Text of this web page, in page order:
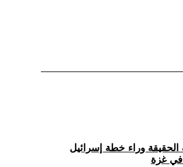
وراء خطة إسرائيل
في غزة